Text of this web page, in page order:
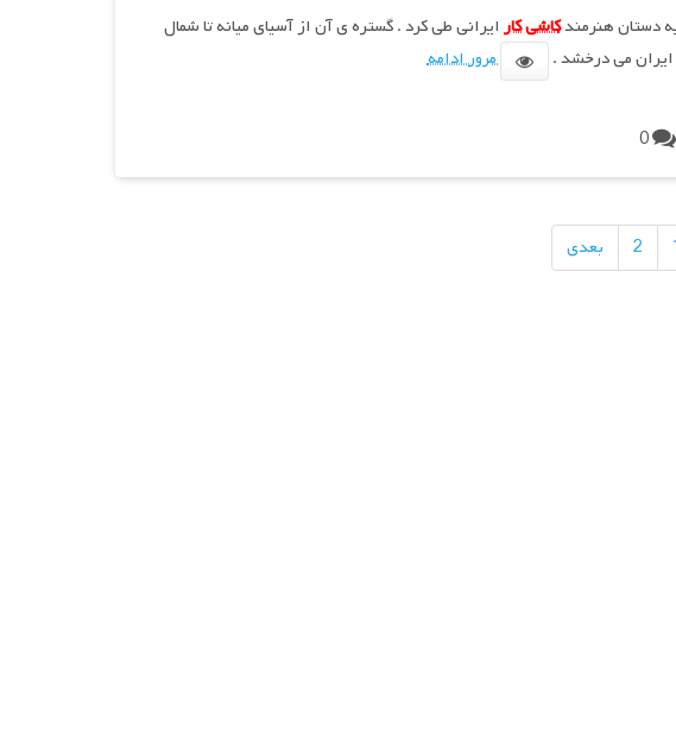
دستان هنرمندکاشی کارایرانی طی کرد . گستره ی آن از آسیای میانه تا شمال
ایران می درخشد .
مرور ادامه
0
2 بعدی